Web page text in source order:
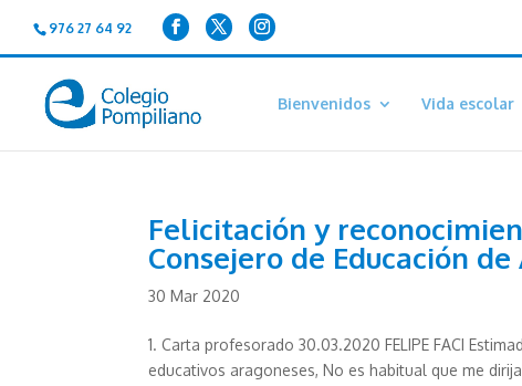
976 27 64 92
Bienvenidos Vida escolar
Felicitación y
Consejero de Educación de
30 Mar 2020
1. Carta profesorado 30.03.2020 FELIPE FACI
educativos aragoneses, No es habitual que me